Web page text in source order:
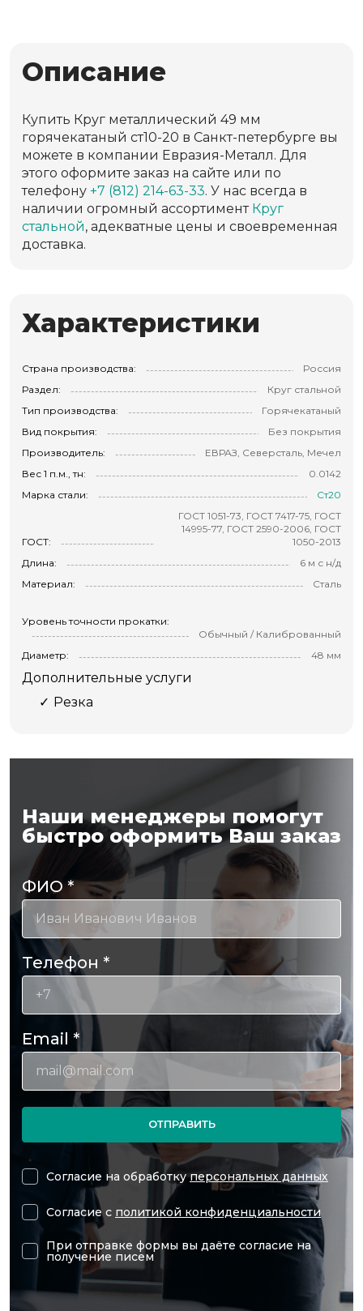
Описание
Купить Круг металлический 49 мм
горячекатаный ст10-20 в Санкт-петербурге вы
можете в компании Евразия-Металл. Для
этого оформите заказ на сайте или по
телефону +7 (812) 214-63-33. У нас всегда в
наличии огромный ассортимент Круг
стальной, адекватные цены и своевременная
доставка.
Характеристики
Страна производства:
Россия
Раздел:
Круг стальной
Тип производства:
Горячекатаный
Вид покрытия:
Без покрытия
Производитель:
ЕВРАЗ, Северсталь, Мечел
Вес 1 п.м., тн:
0.0142
Марка стали:
Ст20
ГОСТ:
ГОСТ 1051-73, ГОСТ 7417-75, ГОСТ
14995-77, ГОСТ 2590-2006, ГОСТ
1050-2013
Длина:
6 м с н/д
Материал:
Сталь
Уровень точности прокатки:
Обычный / Калиброванный
Диаметр:
48 мм
Дополнительные услуги
Резка
Наши менеджеры помогут
быстро оформить Ваш заказ
ФИО*
Телефон *
Email *
ОТПРАВИТЬ
Согласие на обработкуперсональных данных
Согласие с политикой конфиденциальности
При отправке формы вы даёте согласие на
получение писем